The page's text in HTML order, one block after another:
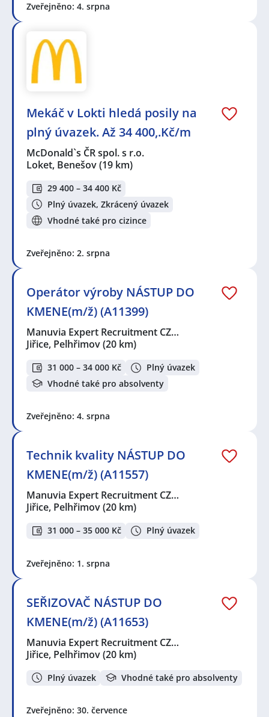
Zveřejněno: 4. srpna
Mekáč v Lokti hledá posily na
plný úvazek. Až 34 400,.Kč/m
McDonald`s ČR spol. s r.o.
Loket, Benešov(19 km)
29 400 – 34 400 Kč
Plný úvazek, Zkrácený úvazek
Vhodné také pro cizince
Zveřejněno: 2. srpna
Operátor výroby NÁSTUP DO
KMENE(m/ž) (A11399)
Manuvia Expert Recruitment CZ…
Jiřice, Pelhřimov(20 km)
31 000 – 34 000 Kč
Plný úvazek
Vhodné také pro absolventy
Zveřejněno: 4. srpna
Technik kvality NÁSTUP DO
KMENE(m/ž) (A11557)
Manuvia Expert Recruitment CZ…
Jiřice, Pelhřimov(20 km)
31 000 – 35 000 Kč Plný úvazek
Zveřejněno: 1. srpna
SEŘIZOVAČ NÁSTUP DO
KMENE(m/ž) (A11653)
Manuvia Expert Recruitment CZ…
Jiřice, Pelhřimov(20 km)
Plný úvazek Vhodné také pro absolventy
Zveřejněno: 30. července